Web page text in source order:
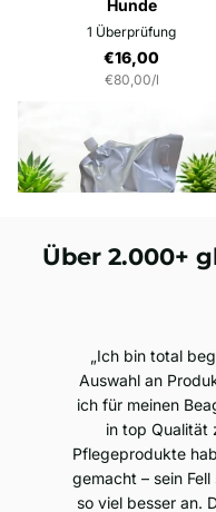
Hunde
1 Überprüfung
€16,00
€80,00/l
Über 2.000+
Ich bin total
Auswahl an
ich für meinen
in top Qualität
Pflegeprodukte
gemacht – sein
so viel besser an.